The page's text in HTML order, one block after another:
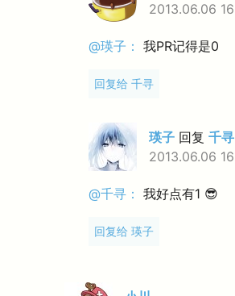
2013.06.06
@瑛子： 我PR记得是0
回复给 千寻
瑛子 回复 千寻
2013.06.06
@千寻： 我好点有1 😎
回复给 瑛子